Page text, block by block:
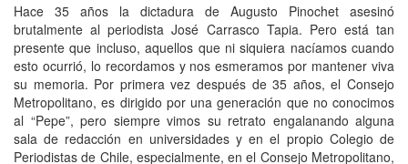
Hace 35 años la dictadura de Augusto Pinochet asesinó
brutalmente al periodista José Carrasco Tapia. Pero está tan
presente que incluso, aquellos que ni siquiera nacíamos cuando
esto ocurrió, lo recordamos y nos esmeramos por mantener viva
su memoria. Por primera vez después de 35 años, el Consejo
Metropolitano, es dirigido por una generación que no conocimos
al “Pepe”, pero siempre vimos su retrato engalanando alguna
sala de redacción en universidades y en el propio Colegio de
Periodistas de Chile, especialmente, en el Consejo Metropolitano,